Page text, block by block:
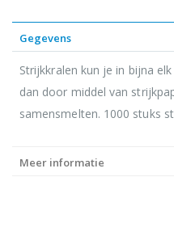
Gegevens
Strijkkralen kun je in bijna
dan door middel van
samensmelten. 1000 stuks
Meer informatie